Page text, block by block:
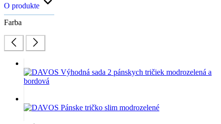
O produkte
Farba